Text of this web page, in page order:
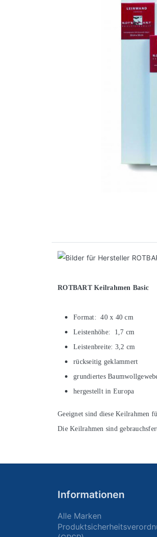
ROTBART Keilrahmen Basic
Format: 40 x 40 cm
Leistenhöhe: 1,7 cm
Leistenbreite: 3,2 cm
rückseitig geklammert
grundiertes
hergestellt in Europa
Geeignet sind diese Keilrahmen
Die Keilrahmen sind
Informationen
Alle Marken